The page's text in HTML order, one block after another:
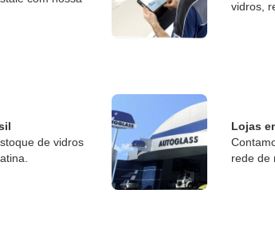
vidros,
de vidros
Lojas
rede de